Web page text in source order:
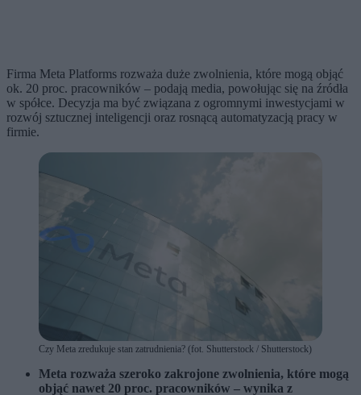
Firma Meta Platforms rozważa duże zwolnienia, które mogą objąć
ok. 20 proc. pracowników – podają media, powołując się na źródła
w spółce. Decyzja ma być związana z ogromnymi inwestycjami w
rozwój sztucznej inteligencji oraz rosnącą automatyzacją pracy w
firmie.
Czy Meta zredukuje stan zatrudnienia? (fot. Shutterstock / Shutterstock)
Meta rozważa szeroko zakrojone zwolnienia, które mogą
objąć nawet 20 proc. pracowników – wynika z